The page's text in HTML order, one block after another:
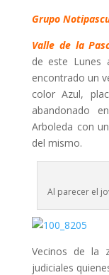
Grupo
Valle de la
de este Lunes
encontrado un
color Azul,
abandonado
Arboleda con
del mismo.
Al parecer el
Vecinos de la
judiciales